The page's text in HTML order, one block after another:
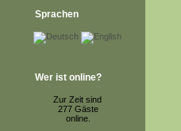
Sprachen
Wer ist online?
Zur Zeit sind
277 Gäste
online.